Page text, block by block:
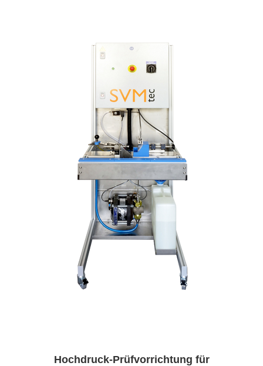
Hochdruck-Prüfvorrichtung für